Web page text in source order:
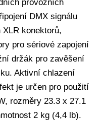
provozních
DMX signálu
konektorů,
pro sériové zapojení
držák pro zavěšení
Aktivní chlazení
je určen pro použití
rozměry 23.3 x 27.1
2 kg (4,4 lb).